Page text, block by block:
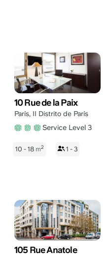
10 Rue de la Paix
París, II Distrito de París
Service Level 3
10 - 18 m2 1 - 3
105 Rue Anatole